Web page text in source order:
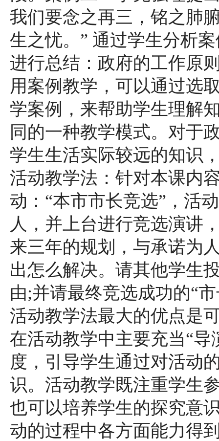
我们要念之再三，铭之肺
生之忧。” 通过学生分析
进行总结：政府的工作原
用案例教学，可以通过选
学案例，来帮助学生理解
同的一种教学模式。对于
学生生活实际较远的知识
活动教学法：针对本课内
动：“本市市长竞选”，活
人，并上台进行竞选演讲
来三年的规划，与承诺为
出怎么解决。请其他学生
由;并请最终竞选成功的“
活动教学法最大的优点是
在活动教学中主要充当“
度，引导学生通过对活动
识。活动教学既注重学生
也可以培养学生的探究意
动的过程中各方面能力得